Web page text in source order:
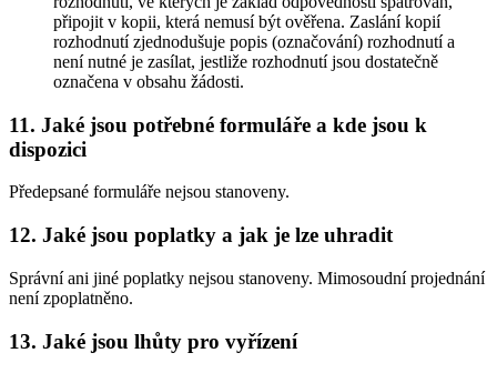
připojit v kopii, která nemusí být ověřena. Zaslání kopií
rozhodnutí zjednodušuje popis (označování) rozhodnutí a
není nutné je zasílat, jestliže rozhodnutí jsou dostatečně
označena v obsahu žádosti.
11. Jaké jsou potřebné formuláře a kde jsou k
dispozici
Předepsané formuláře nejsou stanoveny.
12. Jaké jsou poplatky a jak je lze uhradit
Správní ani jiné poplatky nejsou stanoveny. Mimosoudní projednání
není zpoplatněno.
13. Jaké jsou lhůty pro vyřízení